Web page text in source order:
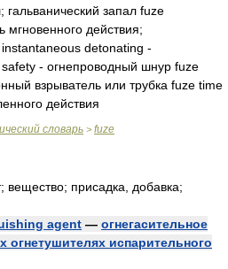
гальванический запал fuze
мгновенного действия;
detonating -
- огнепроводный шнур fuze
взрыватель или трубка fuze time
действия
словарь > fuze
вещество; присадка, добавка;
agent — огнегасительное
огнетушителях испарительного